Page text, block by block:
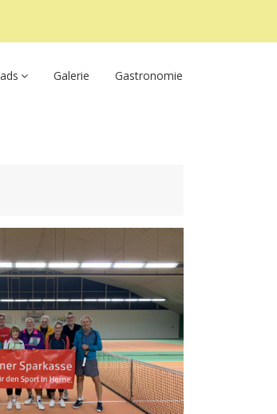
Galerie Gastronomie